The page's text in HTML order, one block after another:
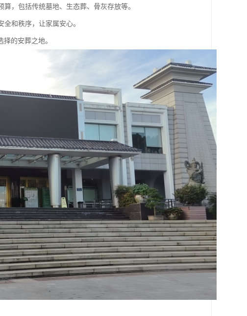
，包括传统墓地、生态葬、骨灰存放等。
和秩序，让家属安心。
的安葬之地。